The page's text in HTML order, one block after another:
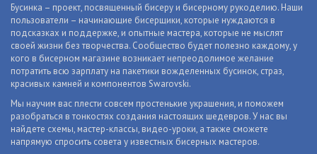
Бусинка – проект, посвященный бисеру и бисерному рукоделию. Наши
пользователи – начинающие бисерщики, которые нуждаются в
подсказках и поддержке, и опытные мастера, которые не мыслят
своей жизни без творчества. Сообщество будет полезно каждому, у
кого в бисерном магазине возникает непреодолимое желание
потратить всю зарплату на пакетики вожделенных бусинок, страз,
красивых камней и компонентов Swarovski.
Мы научим вас плести совсем простенькие украшения, и поможем
разобраться в тонкостях создания настоящих шедевров. У нас вы
найдете схемы, мастер-классы, видео-уроки, а также сможете
напрямую спросить совета у известных бисерных мастеров.